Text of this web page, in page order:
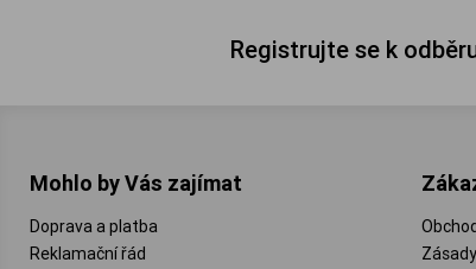
Registrujte se k
Mohlo by Vás zajímat
Doprava a platba
Reklamační řád